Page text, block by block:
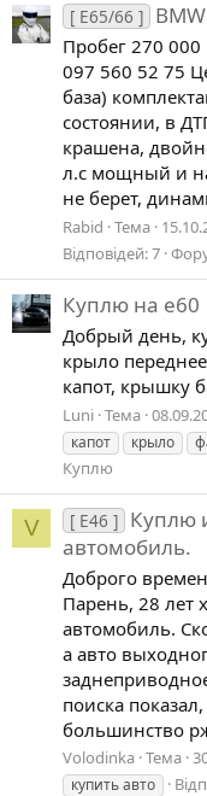
[ E65/66 ]
Пробег 270
097 560 52 75
база)
состоянии, в
крашена,
л.с мощный и
не берет,
Rabid Тема
Відповідей: 7
Куплю на е60
Добрый день,
крыло
капот, крышку
Luni Тема
капот
крыло
Куплю
V [ E46 ] Куплю
автомобиль.
Доброго
Парень, 28 лет
автомобиль.
а авто
поиска
большинство
Volodinka Тема
купить авто